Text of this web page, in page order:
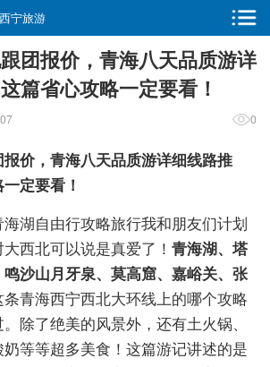
西宁旅游
团报价，青海八天品质游详
篇省心攻略一定要看！
0
价，青海八天品质游详细线路推
定要看！
湖自由行攻略旅行我和朋友们计划
西北可以说是真爱了！ 青海湖、塔
沙山月牙泉、莫高窟、嘉峪关、张
条青海西宁西北大环线上的哪个攻略
除了绝美的风景外，还有土火锅、
等等超多美食！这篇游记讲述的是